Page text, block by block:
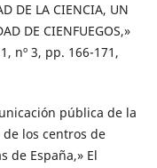
DE LA CIENCIA, UN
DE CIENFUEGOS,»
nº 3, pp. 166-171,
pública de la
de los centros de
de España,» El